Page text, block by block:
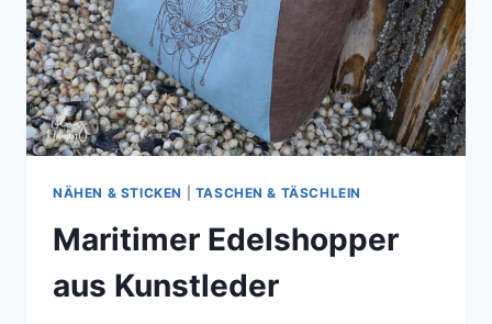
NÄHEN & STICKEN TASCHEN & TÄSCHLEIN
Maritimer Edelshopper
aus Kunstleder